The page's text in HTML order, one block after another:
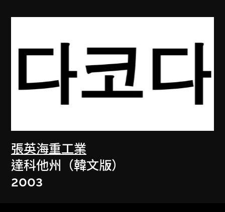
張英海重工業
達科他州（韓文版）
2003